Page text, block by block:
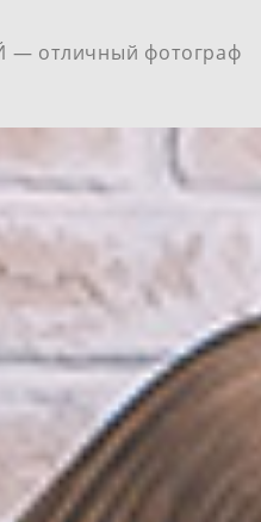
отличный фотограф